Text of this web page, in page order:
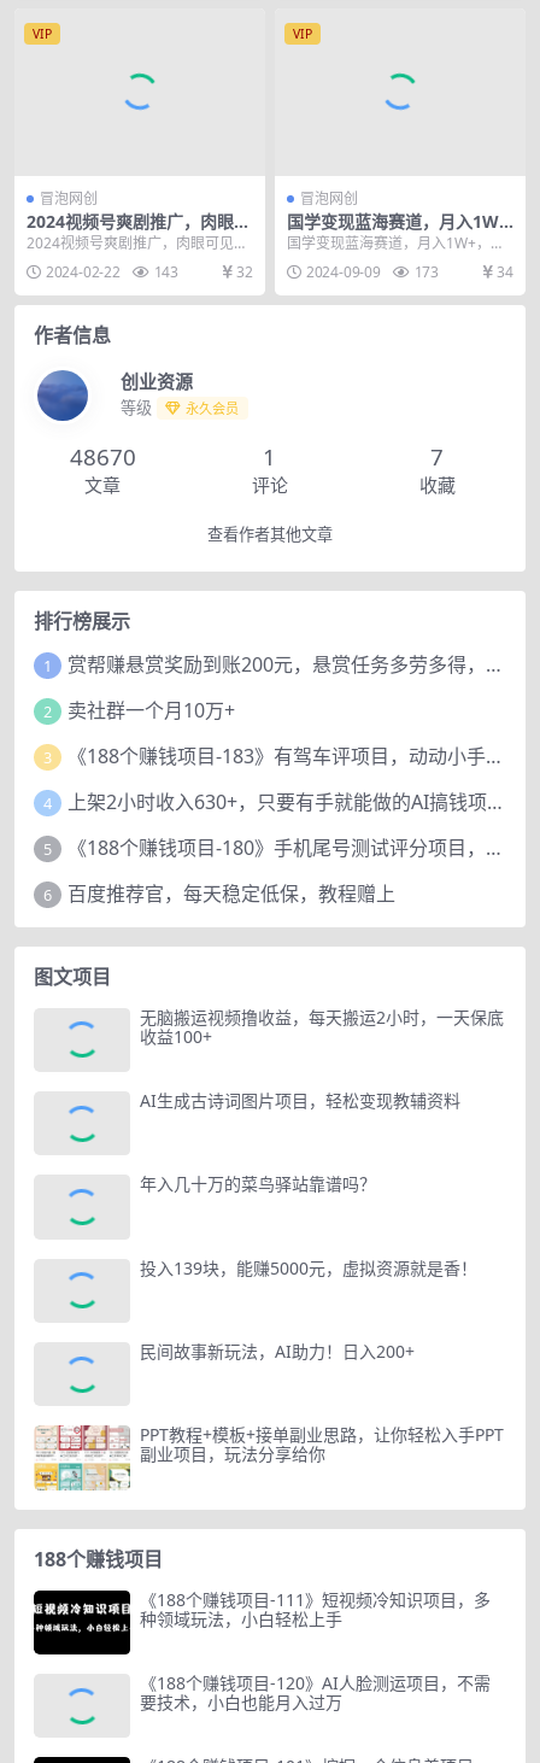
VIP
冒泡网创
2024视频号爽剧推广，肉眼可
见的收益增长，每天几分钟收
2024视频号爽剧推广，肉眼可见的
收益增长，每天几分钟收益2000+
【揭秘】 很...
2024-02-22 143 32
VIP
冒泡网创
国学变现蓝海赛道，月入1W
+，小白轻松操作【揭秘】
国学变现蓝海赛道，月入1W+，小
白轻松操作【揭秘】 项目介绍： 王
阳明先生的视频...
2024-09-09 173 34
作者信息
创业资源
等级 永久会员
48670
文章
1
评论
7
收藏
查看作者其他文章
排行榜展示
1 赏帮赚悬赏奖励到账200元，悬赏任务多劳多得，人人可做。
2 卖社群一个月10万+
3 《188个赚钱项目-183》有驾车评项目，动动小手，复制粘贴赚44元！
4 上架2小时收入630+，只要有手就能做的AI搞钱项目，奶奶看完都能学会!
5 《188个赚钱项目-180》手机尾号测试评分项目，短视频直播日赚200+
6 百度推荐官，每天稳定低保，教程赠上
图文项目
无脑搬运视频撸收益，每天搬运2小时，一天保底
收益100+
AI生成古诗词图片项目，轻松变现教辅资料
年入几十万的菜鸟驿站靠谱吗？
投入139块，能赚5000元，虚拟资源就是香！
民间故事新玩法，AI助力！日入200+
PPT教程+模板+接单副业思路，让你轻松入手PPT
副业项目，玩法分享给你
188个赚钱项目
《188个赚钱项目-111》短视频冷知识项目，多
种领域玩法，小白轻松上手
《188个赚钱项目-120》AI人脸测运项目，不需
要技术，小白也能月入过万